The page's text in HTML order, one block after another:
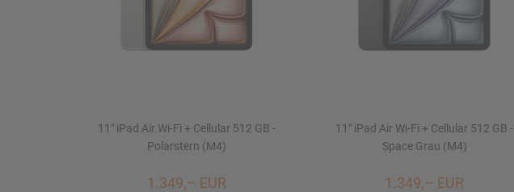
11" iPad Air Wi-Fi + Cellular 512 GB -
Polarstern (M4)
1.349,– EUR
11" iPad Air Wi-Fi + Cellular 512 GB -
Space Grau (M4)
1.349,– EUR